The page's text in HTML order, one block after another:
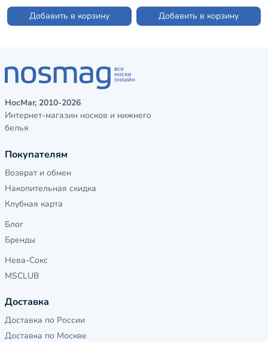
Добавить в корзину
Добавить в корзину
НосМаг, 2010-2026
Интернет-магазин носков и нижнего
белья
Покупателям
Возврат и обмен
Накопительная скидка
Клубная карта
Блог
Бренды
Нева-Сокс
MSCLUB
Доставка
Доставка по России
Доставка по Москве